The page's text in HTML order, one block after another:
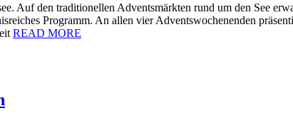
Auf den traditionellen Adventsmärkten rund um den See
Programm. An allen vier Adventswochenenden
READ MORE